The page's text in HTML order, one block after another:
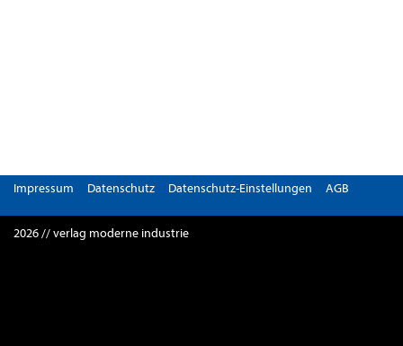
Impressum Datenschutz Datenschutz-Einstellungen AGB
2026 // verlag moderne industrie